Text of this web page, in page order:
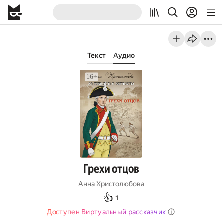
Текст Аудио
Грехи отцов
Анна Христолюбова
👍 1
Доступен Виртуальный рассказчик